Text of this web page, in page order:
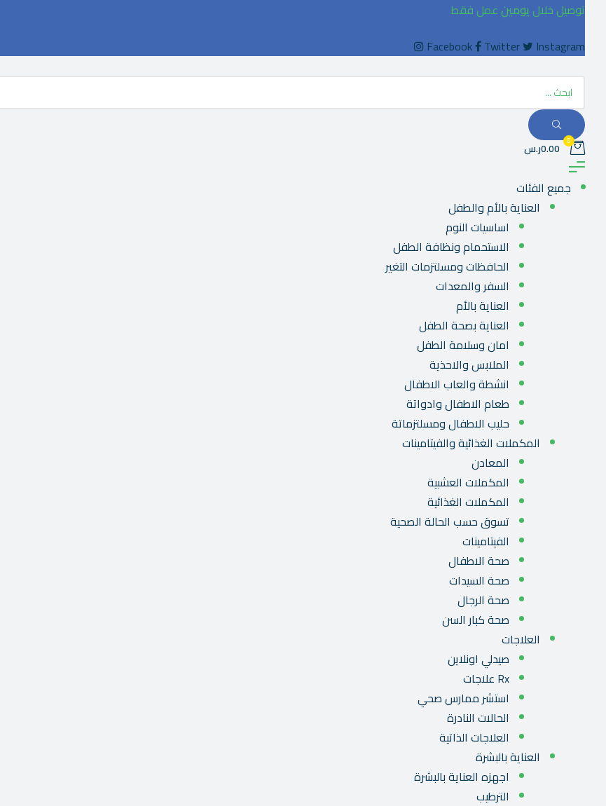
توصيل خلال يومينعمل فقط
Facebook Twitter Instagram
0 0.00ر.س
جميع الفئات
العناية بالأم والطفل
اساسيات النوم
الاستحمام ونظافة الطفل
الحافظات ومسلتزمات التغير
السفر والمعدات
العناية بالأم
العناية بصحة الطفل
امان وسلامة الطفل
الملابس والاحذية
انشطة والعاب الاطفال
طعام الاطفال وادواتة
حليب الاطفال ومسلتزماتة
المكملات الغذائية والفيتامينات
المعادن
المكملات العشبية
المكملات الغذائية
تسوق حسب الحالة الصحية
الفيتامينات
صحة الاطفال
صحة السيدات
صحة الرجال
صحة كبار السن
العلاجات
صيدلي اونلاين
Rx علاجات
استشر ممارس صحي
الحالات النادرة
العلاجات الذاتية
العناية بالبشرة
اجهزه العناية بالبشرة
الترطيب